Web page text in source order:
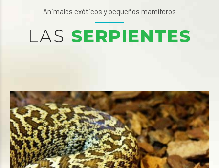
Animales exóticos y pequeños mamíferos
LAS SERPIENTES